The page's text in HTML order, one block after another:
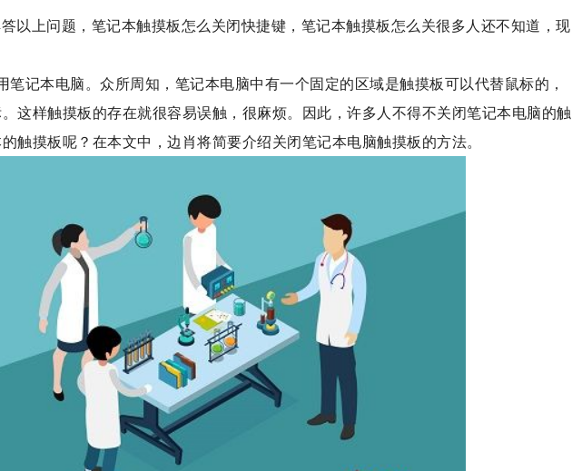
以上问题，笔记本触摸板怎么关闭快捷键，笔记本触摸板怎么关很多人还不知道，现
笔记本电脑。众所周知，笔记本电脑中有一个固定的区域是触摸板可以代替鼠标的，
这样触摸板的存在就很容易误触，很麻烦。因此，许多人不得不关闭笔记本电脑的触
触摸板呢？在本文中，边肖将简要介绍关闭笔记本电脑触摸板的方法。